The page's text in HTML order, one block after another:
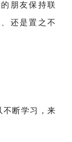
朋友保持联
还是置之不
不断学习，来